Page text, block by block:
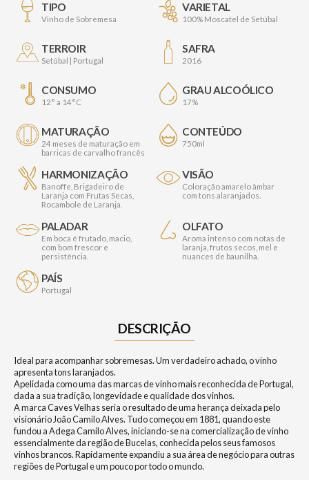
TIPO
Vinho de Sobremesa
VARIETAL
100% Moscatel de Setúbal
TERROIR
Setúbal | Portugal
SAFRA
2016
CONSUMO
12° a 14°C
GRAU ALCOÓLICO
17%
MATURAÇÃO
24 meses de maturação em
barricas de carvalho francês
CONTEÚDO
750ml
HARMONIZAÇÃO
Banoffe, Brigadeiro de
Laranja com Frutas Secas,
Rocambole de Laranja.
VISÃO
Coloração amarelo âmbar
com tons alaranjados.
PALADAR
Em boca é frutado, macio,
com bom frescor e
persistência.
OLFATO
Aroma intenso com notas de
laranja, frutos secos, mel e
nuances de baunilha.
PAÍS
Portugal
DESCRIÇÃO
Ideal para acompanhar sobremesas. Um verdadeiro achado, o vinho
apresenta tons laranjados.
Apelidada como uma das marcas de vinho mais reconhecida de Portugal,
dada a sua tradição, longevidade e qualidade dos vinhos.
A marca Caves Velhas seria o resultado de uma herança deixada pelo
visionário João Camilo Alves. Tudo começou em 1881, quando este
fundou a Adega Camilo Alves, iniciando-se na comercialização de vinho
essencialmente da região de Bucelas, conhecida pelos seus famosos
vinhos brancos. Rapidamente expandiu a sua área de negócio para outras
regiões de Portugal e um pouco por todo o mundo.